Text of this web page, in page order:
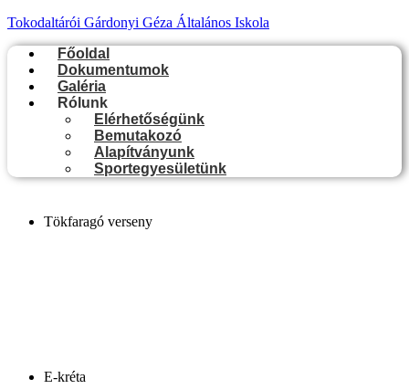
Tokodaltárói Gárdonyi Géza Általános Iskola
Főoldal
Dokumentumok
Galéria
Rólunk
Elérhetőségünk
Bemutakozó
Alapítványunk
Sportegyesületünk
Tökfaragó verseny
E-kréta